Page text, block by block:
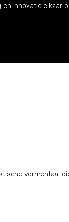
innovatie elkaar
vormentaal